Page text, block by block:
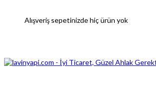
Alışveriş sepetinizde hiç ürün yok